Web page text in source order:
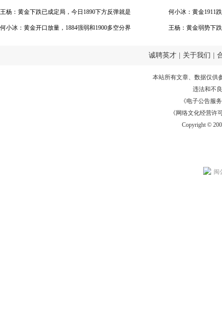
王杨：黄金下跌已成定局，今日1890下方反弹就是
空！
何小冰：黄金开口放量，1884强弱和1900多空分界
何小冰：黄金1911
王杨：黄金弱势下
诚聘英才 关于我们
本站所有文章、数据仅供
违法和不
《电子公告服务
《网络文化经营许
Copyright ©
闽